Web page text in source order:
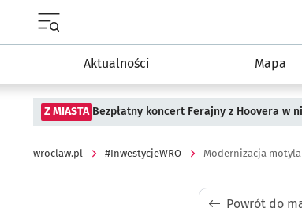
Aktualności Mapa
Z MIASTA Bezpłatny koncert Ferajny z Hoovera w
wroclaw.pl #InwestycjeWRO Modernizacja
Powrót do